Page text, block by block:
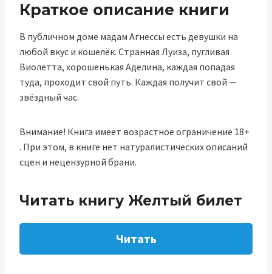
Краткое описание книги
В публичном доме мадам Агнессы есть девушки на
любой вкус и кошелёк. Странная Луиза, пугливая
Виолетта, хорошенькая Аделина, каждая попадая
туда, проходит свой путь. Каждая получит свой —
звёздный час.
Внимание! Книга имеет возрастное ограничение 18+
. При этом, в книге нет натуралистических описаний
сцен и нецензурной брани.
Читать книгу Желтый билет
Читать